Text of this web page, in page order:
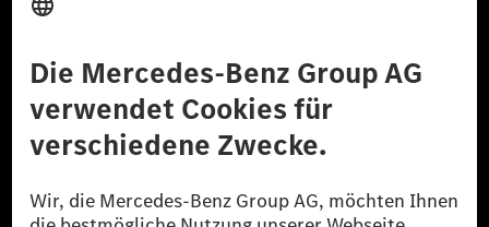
Datenschutz Lizenzhinweise Dritter Barrierefreiheit
© 2026 Mercedes-Benz Group AG. Alle Rechte vorbehalten.